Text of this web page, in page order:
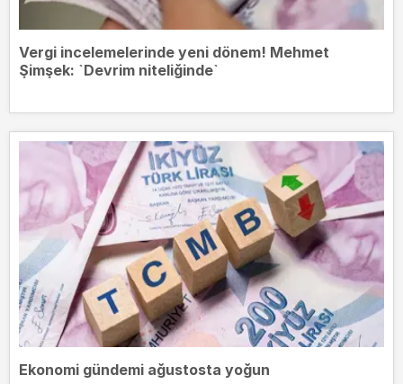
Vergi incelemelerinde yeni dönem! Mehmet
Şimşek: `Devrim niteliğinde`
Ekonomi gündemi ağustosta yoğun